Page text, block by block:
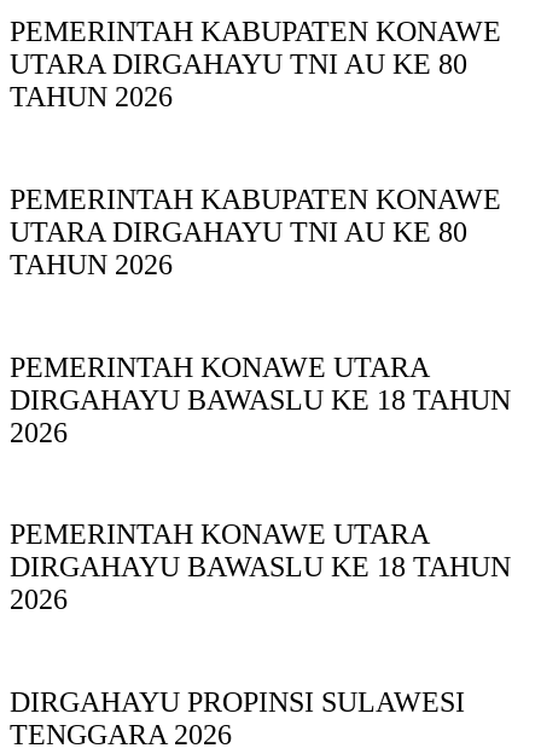
PEMERINTAH KABUPATEN KONAWE
UTARA DIRGAHAYU TNI AU KE 80
TAHUN 2026
PEMERINTAH KABUPATEN KONAWE
UTARA DIRGAHAYU TNI AU KE 80
TAHUN 2026
PEMERINTAH KONAWE UTARA
DIRGAHAYU BAWASLU KE 18 TAHUN
2026
PEMERINTAH KONAWE UTARA
DIRGAHAYU BAWASLU KE 18 TAHUN
2026
DIRGAHAYU PROPINSI SULAWESI
TENGGARA 2026